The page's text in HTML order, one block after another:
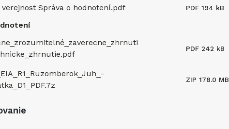
Správa o hodnotení.pdf
PDF 194 kB
PDF 242 kB
ZIP 178.0 MB